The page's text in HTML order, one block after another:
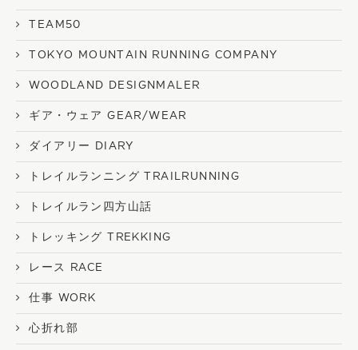
TEAM50
TOKYO MOUNTAIN RUNNING COMPANY
WOODLAND DESIGNMALER
ギア・ウェア GEAR/WEAR
ダイアリー DIARY
トレイルランニング TRAILRUNNING
トレイルラン四方山話
トレッキング TREKKING
レース RACE
仕事 WORK
心折れ部